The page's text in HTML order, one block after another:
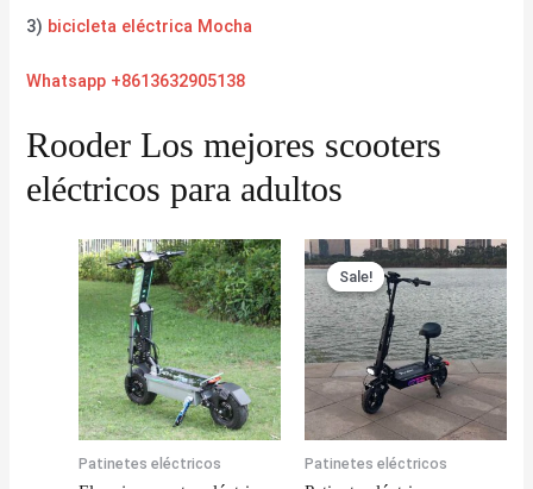
3) bicicleta eléctrica Mocha
Whatsapp +8613632905138
Rooder Los mejores scooters
eléctricos para adultos
Patinetes eléctricos
Sale!
Sale!
Patinetes eléctricos